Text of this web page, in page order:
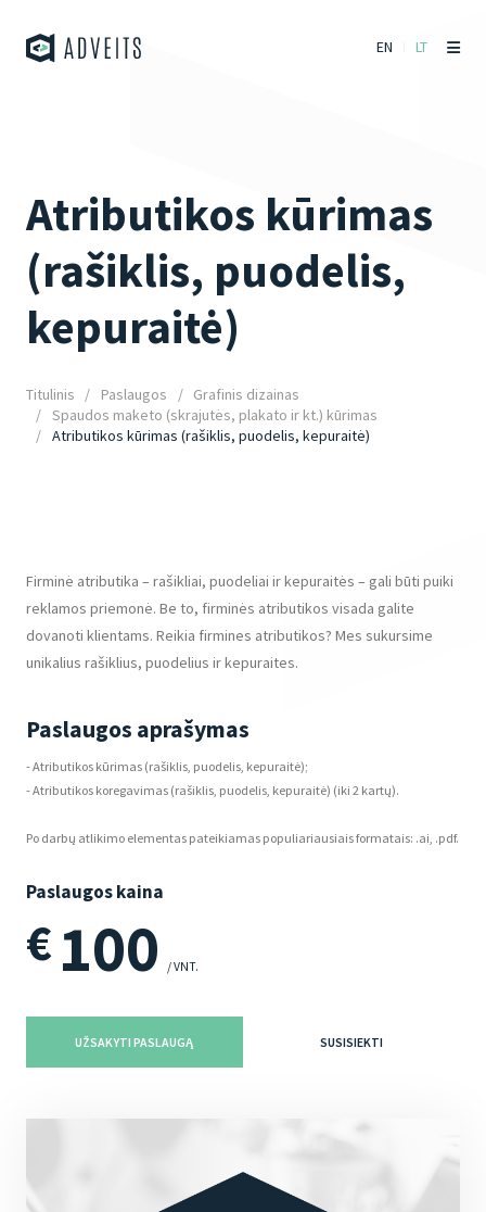
EN LT
Atributikos kūrimas
(rašiklis, puodelis,
kepuraitė)
Titulinis Paslaugos
Grafinis dizainas
Spaudos maketo (skrajutės, plakato ir kt.) kūrimas
Atributikos kūrimas (rašiklis, puodelis, kepuraitė)
Firminė atributika – rašikliai, puodeliai ir kepuraitės – gali būti puiki
reklamos priemonė. Be to, firminės atributikos visada galite
dovanoti klientams. Reikia firmines atributikos? Mes sukursime
unikalius rašiklius, puodelius ir kepuraites.
Paslaugos aprašymas
- Atributikos kūrimas (rašiklis, puodelis, kepuraitė);
- Atributikos koregavimas (rašiklis, puodelis, kepuraitė) (iki 2 kartų).
Po darbų atlikimo elementas pateikiamas populiariausiais formatais: .ai, .pdf.
Paslaugos kaina
€100 / VNT.
UŽSAKYTI PASLAUGĄ SUSISIEKTI